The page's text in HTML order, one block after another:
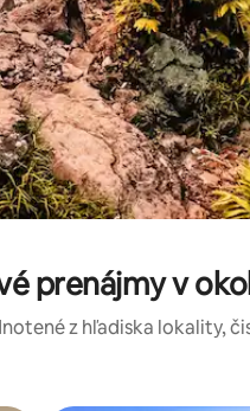
prenájmy v
z hľadiska lokality,